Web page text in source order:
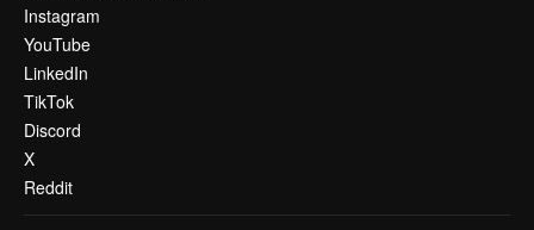
Instagram
YouTube
LinkedIn
TikTok
Discord
X
Reddit